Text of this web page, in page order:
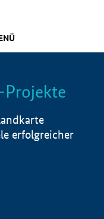
Info
Projekte
erfolgreicher